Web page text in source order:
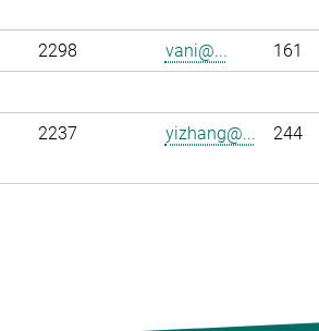
2298 vani@... 161
2237 yizhang@... 244